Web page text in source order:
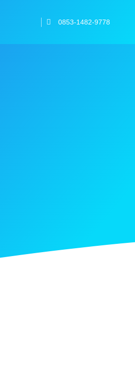
0853-1482-9778